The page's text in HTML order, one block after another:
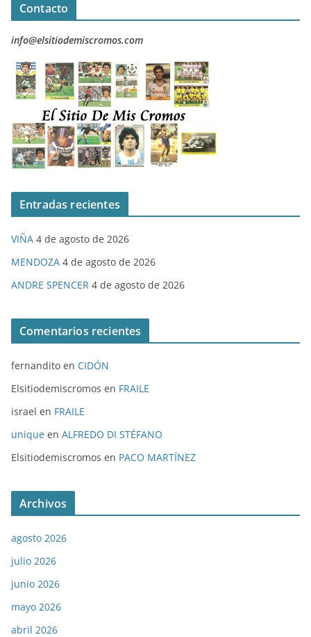
Contacto
info@elsitiodemiscromos.com
Entradas recientes
VIÑA 4 de agosto de 2026
MENDOZA 4 de agosto de 2026
ANDRE SPENCER 4 de agosto de 2026
Comentarios recientes
fernandito en CIDÓN
Elsitiodemiscromos en FRAILE
israel en FRAILE
unique en ALFREDO DI STÉFANO
Elsitiodemiscromos en PACO MARTÍNEZ
Archivos
agosto 2026
julio 2026
junio 2026
mayo 2026
abril 2026